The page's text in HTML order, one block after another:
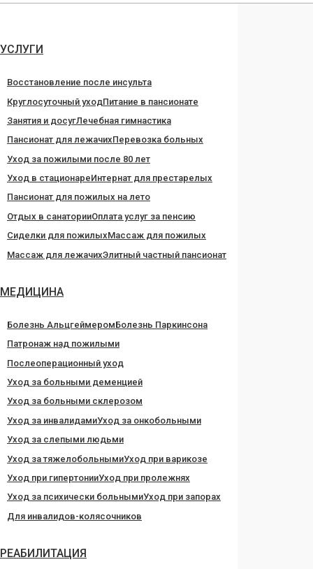
Перейти
содержанию
УСЛУГИ
Восстановление после инсульта
Круглосуточный уходПитание в пансионате
Занятия и досугЛечебная гимнастика
Пансионат для лежачихПеревозка больных
Уход за пожилыми после 80 лет
Уход в стационареИнтернат для престарелых
Пансионат для пожилых на лето
Отдых в санаторииОплата услуг за пенсию
Сиделки для пожилыхМассаж для пожилых
Массаж для лежачихЭлитный частный пансионат
МЕДИЦИНА
Болезнь АльцгеймеромБолезнь Паркинсона
Патронаж над пожилыми
Послеоперационный уход
Уход за больными деменцией
Уход за больными склерозом
Уход за инвалидамиУход за онкобольными
Уход за слепыми людьми
Уход за тяжелобольнымиУход при варикозе
Уход при гипертонииУход при пролежнях
Уход за психически больнымиУход при запорах
Для инвалидов-колясочников
РЕАБИЛИТАЦИЯ